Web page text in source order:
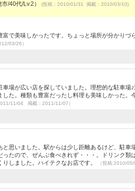
/40代/Lv.2） (投稿：2010/01/31 掲載：2010/03/10)
で美味しかったです。ちょっと場所が分かりづ
03/26）
場が広い店を探していました。理想的な駐車場
た。種類も豊富だったし料理も美味しかった。
11/04 掲載：2011/11/07）
思いました。駅からは少し距離あるけど、駐車
たので、ぜんぶ食べきれず・・・。ドリンク類
しました。ハイテクなお店です。
（投稿:2010/